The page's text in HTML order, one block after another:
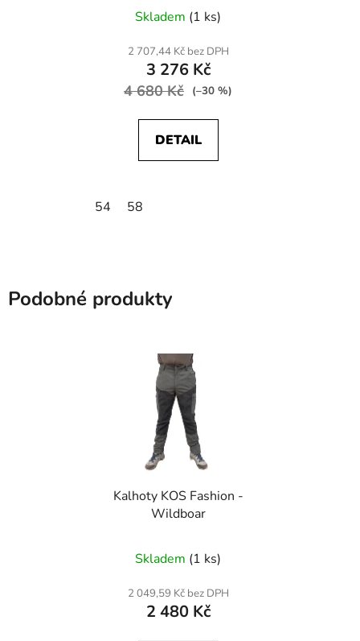
Skladem (1 ks)
2 707,44 Kč bez DPH
3 276 Kč
4 680 Kč (–30 %)
DETAIL
54 58
Podobné produkty
Kalhoty KOS Fashion -
Wildboar
Skladem (1 ks)
2 049,59 Kč bez DPH
2 480 Kč